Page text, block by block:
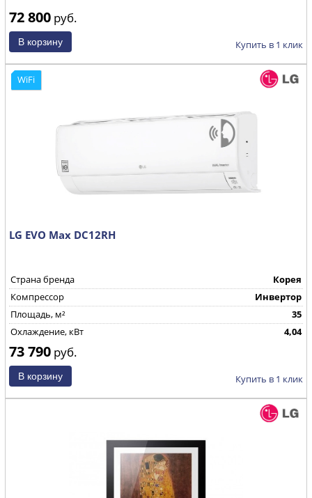
72 800 руб.
Купить в 1 клик
WiFi
LG EVO Max DC12RH
Страна бренда
Корея
Компрессор
Инвертор
Площадь, м²
35
Охлаждение, кВт
4,04
73 790 руб.
Купить в 1 клик